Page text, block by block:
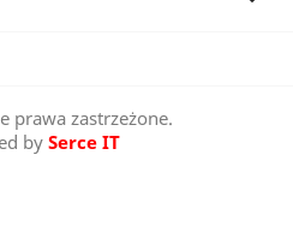
prawa zastrzeżone.
bySerce IT